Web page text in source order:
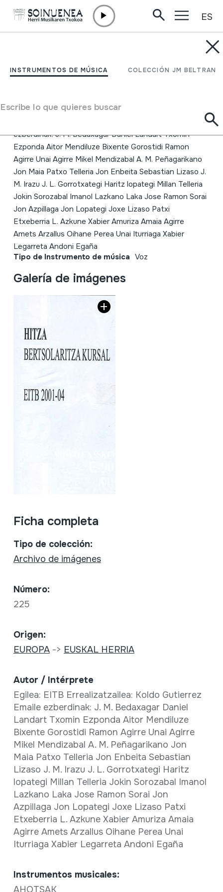
INSTRUMENTOS DE MÚSICA COLECCIÓN JM BELTRAN
Escribe lo que quieres buscar
ES
HITZA Bertsolaritza
Autor
ezberdinak: J. M. Bedaxagar Daniel Landart Txomin
Ezponda Aitor Mendiluze Bixente Gorostidi Ramon
Agirre Unai Agirre Mikel Mendizabal A. M. Peñagarikano
Jon Maia Patxo Telleria Jon Enbeita Sebastian Lizaso J.
M. Irazu J. L. Gorrotxategi Haritz lopategi Millan Telleria
Jokin Sorozabal Imanol Lazkano Laka Jose Ramon Sorai
Jon Azpillaga Jon Lopategi Joxe Lizaso Patxi
Etxeberria L. Azkune Xabier Amuriza Amaia Agirre
Amets Arzallus Oihane Perea Unai Iturriaga Xabier
Legarreta Andoni Egaña
Tipo de Instrumento de música Voz
Galería de imágenes
Ficha completa
Tipo de colección:
Archivo de imágenes
Número:
225
Origen:
EUROPA-> EUSKAL HERRIA
Autor / Intérprete
Egilea: EITB Errealizatzailea: Koldo Gutierrez
Emaile ezberdinak: J. M. Bedaxagar Daniel
Landart Txomin Ezponda Aitor Mendiluze
Bixente Gorostidi Ramon Agirre Unai Agirre
Mikel Mendizabal A. M. Peñagarikano Jon
Maia Patxo Telleria Jon Enbeita Sebastian
Lizaso J. M. Irazu J. L. Gorrotxategi Haritz
lopategi Millan Telleria Jokin Sorozabal Imanol
Lazkano Laka Jose Ramon Sorai Jon
Azpillaga Jon Lopategi Joxe Lizaso Patxi
Etxeberria L. Azkune Xabier Amuriza Amaia
Agirre Amets Arzallus Oihane Perea Unai
Iturriaga Xabier Legarreta Andoni Egaña
Instrumentos musicales:
AHOTSAK